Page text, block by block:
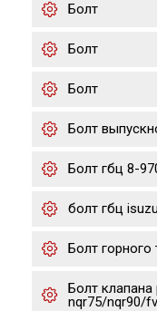
Болт
Болт
Болт
Болт
Болт гбц 8-
болт гбц
Болт горного
Болт клапана
nqr75/nqr90/